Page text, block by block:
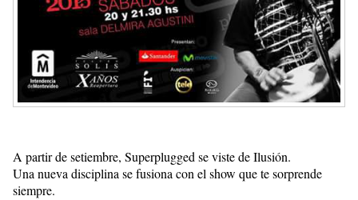
A partir de setiembre, Superplugged se viste de Ilusión.
Una nueva disciplina se fusiona con el show que te sorprende
siempre.